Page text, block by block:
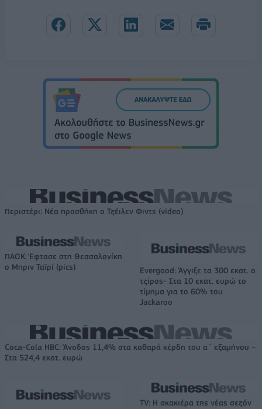
Περιστέρι: Νέα προσθήκη ο Τζέιλεν Φιντς (video)
ΠΑΟΚ: Έφτασε στη Θεσσαλονίκη
ο Μπριν Ταϊρί (pics)
Evergood: Άγγιξε τα 300 εκατ. ο
τζίρος- Στα 10 εκατ. ευρώ το
τίμημα για το 60% του
Jackaroo
Coca-Cola HBC: Άνοδος 11,4% στα καθαρά κέρδη του α΄ εξαμήνου –
Στα 524,4 εκατ. ευρώ
TV: Η σκακιέρα της νέας σεζόν